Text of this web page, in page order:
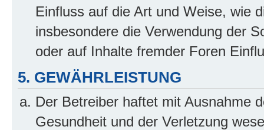
Einfluss auf die Art und Weise, wie
insbesondere die Verwendung der
oder auf Inhalte fremder Foren
5. GEWÄHRLEISTUNG
Der Betreiber haftet mit Ausnahme
Gesundheit und der Verletzung